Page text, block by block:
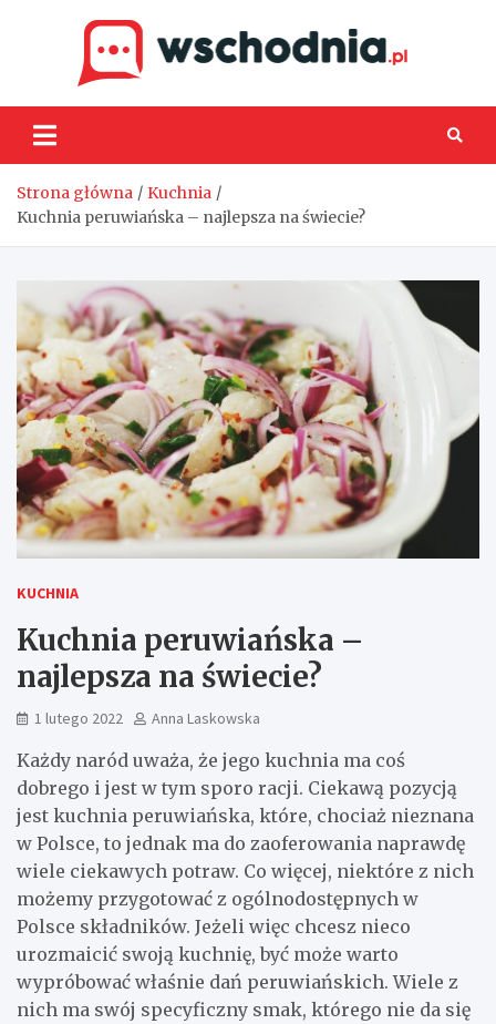
Strona główna
Kuchnia
Kuchnia peruwiańska – najlepsza na świecie?
KUCHNIA
Kuchnia peruwiańska –
najlepsza na świecie?
1 lutego 2022 Anna Laskowska
Każdy naród uważa, że jego kuchnia ma coś
dobrego i jest w tym sporo racji. Ciekawą pozycją
jest kuchnia peruwiańska, które, chociaż nieznana
w Polsce, to jednak ma do zaoferowania naprawdę
wiele ciekawych potraw. Co więcej, niektóre z nich
możemy przygotować z ogólnodostępnych w
Polsce składników. Jeżeli więc chcesz nieco
urozmaicić swoją kuchnię, być może warto
wypróbować właśnie dań peruwiańskich. Wiele z
nich ma swój specyficzny smak, którego nie da się